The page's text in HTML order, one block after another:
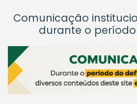
Comunicação
durante o